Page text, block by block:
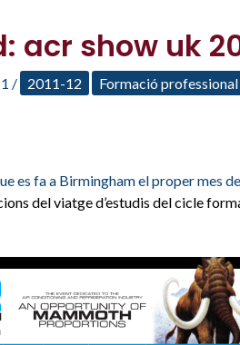
acr show uk
/ 2011-12 Formació professional
es fa a Birmingham el proper mes
del viatge d’estudis del cicle